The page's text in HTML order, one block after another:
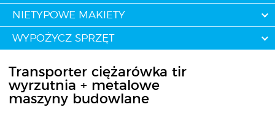
NIETYPOWE MAKIETY
WYPOŻYCZ SPRZĘT
Transporter ciężarówka tir
wyrzutnia + metalowe
maszyny budowlane